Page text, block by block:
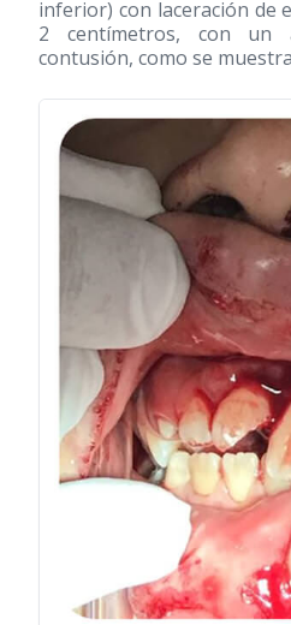
inferior) con laceración de
2 centímetros, con un
contusión, como se